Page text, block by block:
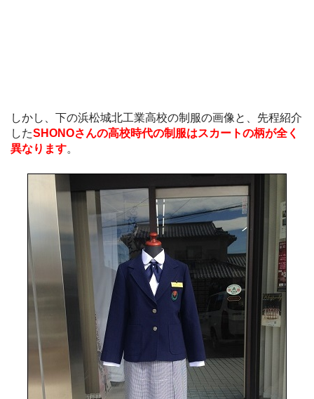
しかし、下の浜松城北工業高校の制服の画像と、先程紹介
したSHONOさんの高校時代の制服はスカートの柄が全く
異なります。